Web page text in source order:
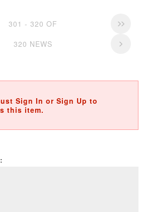
301 - 320 OF
320 NEWS
Sign In or Sign Up to
this item.